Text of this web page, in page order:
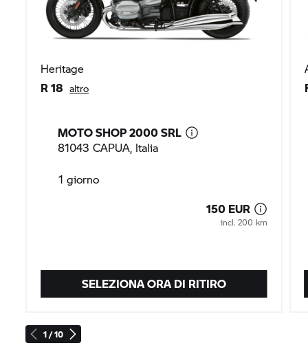
1 / 10
SELEZIONA ORA DI RITIRO
Heritage
R 18 altro
MOTO SHOP 2000 SRL
81043 CAPUA, Italia
1 giorno
150 EUR
incl. 200 km